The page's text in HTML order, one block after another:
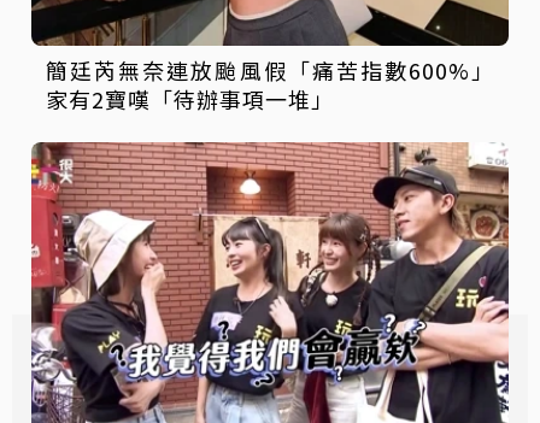
簡廷芮無奈連放颱風假「痛苦指數600%」
家有2寶嘆「待辦事項一堆」